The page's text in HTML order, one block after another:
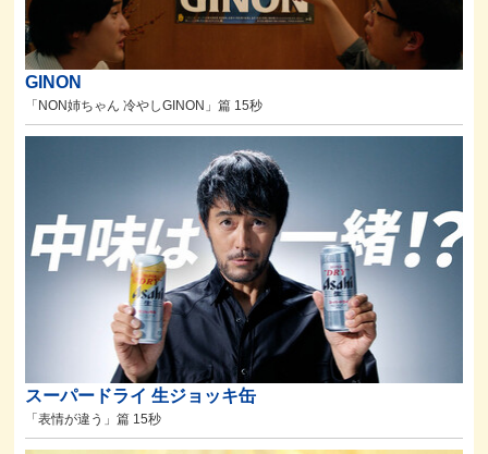
GINON
「NON姉ちゃん 冷やしGINON」篇 15秒
スーパードライ 生ジョッキ缶
「表情が違う」篇 15秒